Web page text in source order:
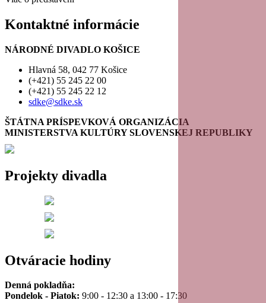
Kontaktné informácie
NÁRODNÉ DIVADLO KOŠICE
Hlavná 58, 042 77 Košice
(+421) 55 245 22 00
(+421) 55 245 22 12
sdke@sdke.sk
ŠTÁTNA PRÍSPEVKOVÁ ORGANIZÁCIA
MINISTERSTVA KULTÚRY SLOVENSKEJ REPUBLIKY
Projekty divadla
Otváracie hodiny
Denná pokladňa:
Pondelok - Piatok: 9:00 - 12:30 a 13:00 - 17:30